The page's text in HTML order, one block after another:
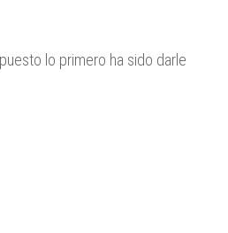
lo primero ha sido darle